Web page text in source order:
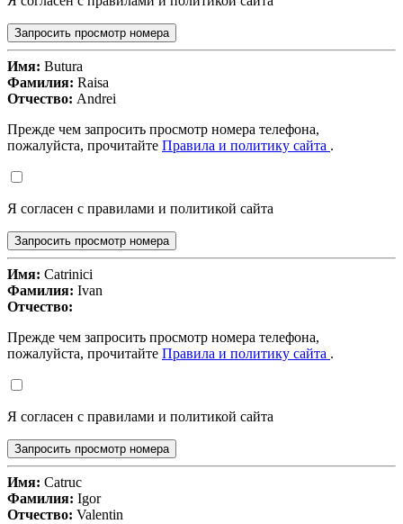
Запросить просмотр номера
Имя: Butura
Фамилия: Raisa
Отчество: Andrei
Прежде чем запросить просмотр номера телефона,
пожалуйста, прочитайте Правила и политику сайта .
Я согласен с правилами и политикой сайта
Запросить просмотр номера
Имя: Catrinici
Фамилия: Ivan
Отчество:
Прежде чем запросить просмотр номера телефона,
пожалуйста, прочитайте Правила и политику сайта .
Я согласен с правилами и политикой сайта
Запросить просмотр номера
Имя: Catruc
Фамилия: Igor
Отчество: Valentin